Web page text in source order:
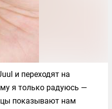
и переходят на
я только радуюсь —
показывают нам